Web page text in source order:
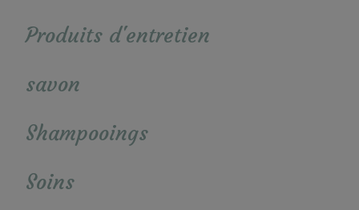
Produits d'entretien
savon
Shampooings
Soins